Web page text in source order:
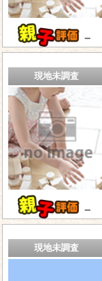
－
現地未調査
－
現地未調査